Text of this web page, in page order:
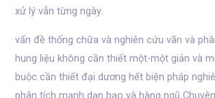
xử lý vẫn từng ngày.
vấn đề thống chữa và nghiên cứu vãn và
hung liệu không cần thiết một-một giản và
buộc cần thiết đại dương hết biện pháp
phân tích mạnh dạn bạo và hàng ngũ